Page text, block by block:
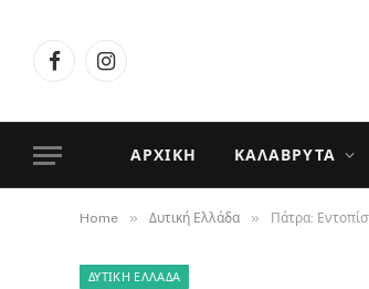
FacebookInstagram
ΑΡΧΙΚΉ ΚΑΛΆΒΡΥΤΑ
Home » Δυτική Ελλάδα » Πάτρα:
ΔΥΤΙΚΉ ΕΛΛΆΔΑ